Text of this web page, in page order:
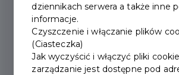
UTRUDNIENIA W
W dniu1.11.2025 r.
zamknięcie odcinka
ul. Nowotarskiej
dziennikach serwera a także inne
informacje.
Czyszczenie i włączanie plików
(Ciasteczka)
Jak wyczyścić i włączyć pliki
zarządzanie jest dostępne pod